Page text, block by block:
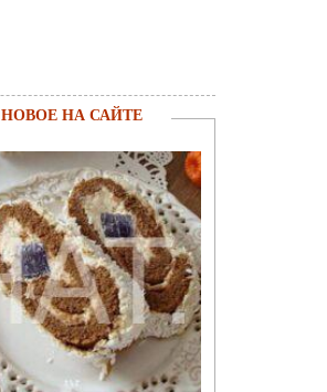
НОВОЕ НА САЙТЕ